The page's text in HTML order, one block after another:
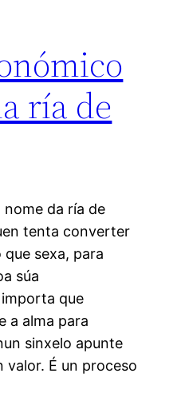
ría de
da ría de
tenta converter
sexa, para
súa
que
a alma para
sinxelo apunte
valor. É un proceso